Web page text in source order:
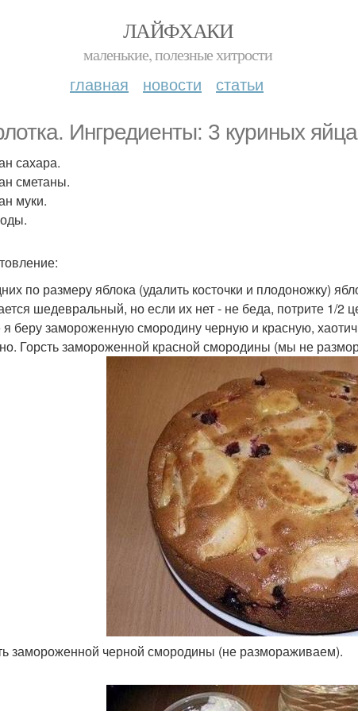
ЛАЙФХАКИ
маленькие, полезные хитрости
главная новости статьи
Ингредиенты: 3 куриных
сахара.
сметаны.
муки.
по размеру яблока (удалить косточки и плодоножку)
шедевральный, но если их нет - не беда, потрите 1/
я беру замороженную смородину черную и красную,
Горсть замороженной красной смородины (мы не
замороженной черной смородины (не размораживаем).